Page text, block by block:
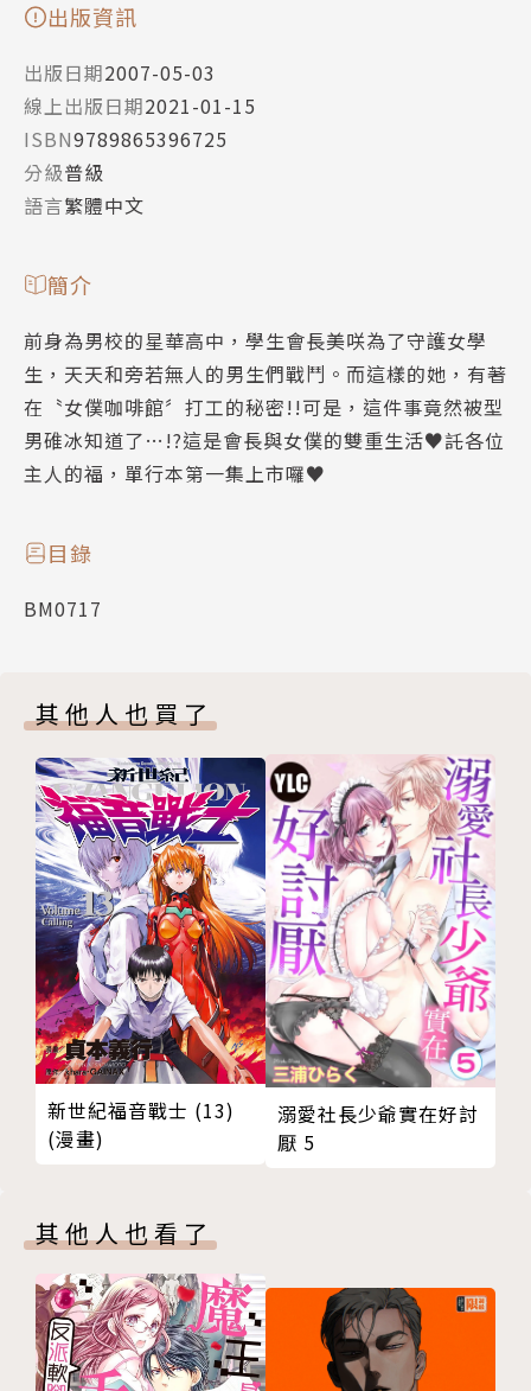
出版資訊
出版日期2007-05-03
線上出版日期2021-01-15
ISBN9789865396725
分級普級
語言繁體中文
簡介
前身為男校的星華高中，學生會長美咲為了守護女學
生，天天和旁若無人的男生們戰鬥。而這樣的她，有著
在〝女僕咖啡館〞打工的秘密!!可是，這件事竟然被型
男碓冰知道了…!?這是會長與女僕的雙重生活♥託各位
主人的福，單行本第一集上市囉♥
目錄
BM0717
其他人也買了
新世紀福音戰士 (13)
(漫畫)
溺愛社長少爺實在好討
厭 5
其他人也看了